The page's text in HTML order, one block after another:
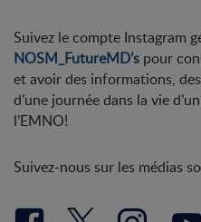
Suivez le compte Instagram
NOSM_FutureMD’s pour
et avoir des informations,
d’une journée dans la vie
l’EMNO!
Suivez-nous sur les médias